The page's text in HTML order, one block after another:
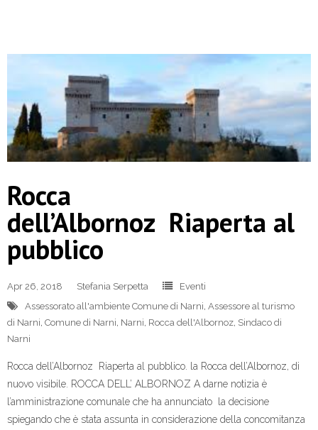
Rocca
dell’Albornoz Riaperta al
pubblico
Apr 26, 2018 Stefania Serpetta
Eventi
Assessorato all'ambiente Comune di Narni Assessore al turismo
di Narni Comune di Narni Narni Rocca dell'Albornoz Sindaco di
Narni
Rocca dell’Albornoz Riaperta al pubblico. la Rocca dell’Albornoz, di
nuovo visibile. ROCCA DELL’ ALBORNOZ A darne notizia è
l’amministrazione comunale che ha annunciato la decisione
spiegando che è stata assunta in considerazione della concomitanza